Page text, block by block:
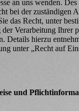
an uns wenden.
bei der zuständigen
das Recht, unter
Verarbeitung Ihrer
Details hierzu
unter „Recht auf
und